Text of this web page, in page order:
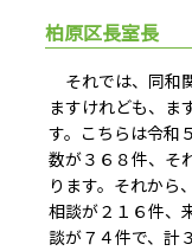
柏原区長室長
それでは、同和
ますけれども、ま
す。こちらは令和
数が３６８件、そ
ります。それから
相談が２１６件、
談が７４件で、計